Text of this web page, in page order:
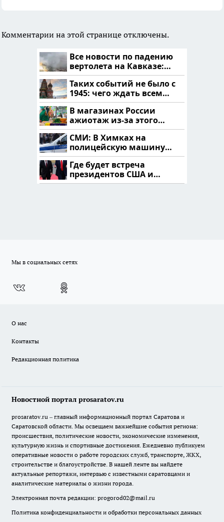
Комментарии на этой странице отключены.
Все новости по падению
вертолета на Кавказе:
читать здесь
Таких событий не было с
1945: чего ждать всем
нам?
В магазинах России
ажиотаж из-за этого
продукта: что купить?
СМИ: В Химках на
полицейскую машину
напали и подожгли.
Где будет встреча
президентов США и
России: Европа?
Мы в социальных сетях
О нас
Контакты
Редакционная политика
Новостной портал prosaratov.ru
prosaratov.ru – главный информационный портал Саратова и
Саратовской области. Мы освещаем важнейшие события региона:
происшествия, политические новости, экономические изменения,
культурную жизнь и спортивные достижения. Ежедневно публикуем
оперативные новости о работе городских служб, транспорте, ЖКХ,
строительстве и благоустройстве. В нашей ленте вы найдете
актуальные репортажи, интервью с известными саратовцами и
аналитические материалы о жизни города.
Электронная почта редакции: progorod02@mail.ru
Политика конфиденциальности и обработки персональных данных